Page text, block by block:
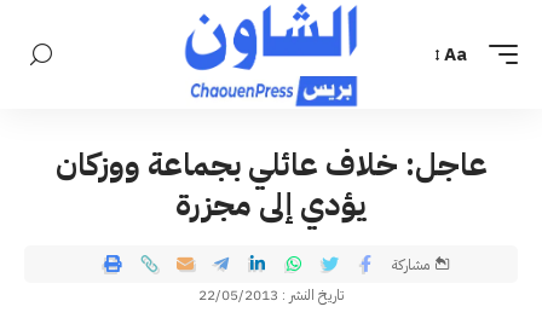
Aa
عاجل: خلاف عائلي بجماعة ووزكان
يؤدي إلى مجزرة
تاريخ النشر : 22/05/2013
مشاركة